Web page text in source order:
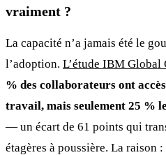
vraiment ?
La capacité n’a jamais été le
l’adoption. L’étude IBM Global
% des collaborateurs ont
travail, mais seulement 25 %
— un écart de 61 points qui
étagères à poussière. La